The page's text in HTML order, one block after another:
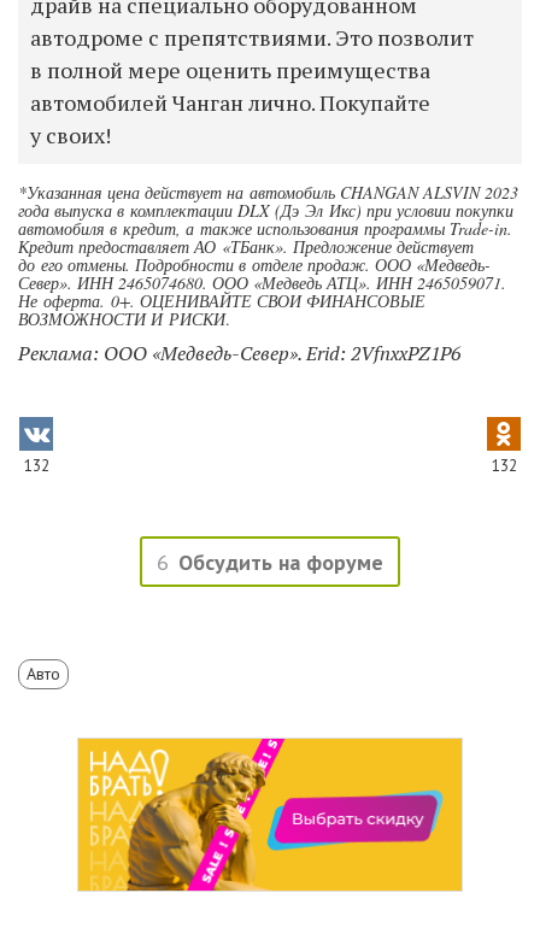
автодроме с препятствиями. Это позволит
в полной мере оценить преимущества
автомобилей Чанган лично. Покупайте
у своих!
*Указанная цена действует на автомобиль CHANGAN ALSVIN 2023
года выпуска в комплектации DLX (Дэ Эл Икс) при условии покупки
автомобиля в кредит, а также использования программы Trade-in.
Кредит предоставляет АО «ТБанк». Предложение действует
до его отмены. Подробности в отделе продаж. ООО «Медведь-
Север». ИНН 2465074680. ООО «Медведь АТЦ». ИНН 2465059071.
Не оферта. 0+. ОЦЕНИВАЙТЕ СВОИ ФИНАНСОВЫЕ
ВОЗМОЖНОСТИ И РИСКИ.
Реклама: ООО «Медведь-Север». Erid: 2VfnxxPZ1P6
132 132
6 Обсудить на форуме
Авто